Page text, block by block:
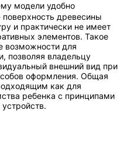
модели удобно
древесины
и практически не имеет
элементов. Такое
возможности для
позволяя владельцу
внешний вид при
оформления. Общая
как для
ребенка с принципами